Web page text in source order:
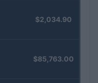
$2,034.90
$85,763.00